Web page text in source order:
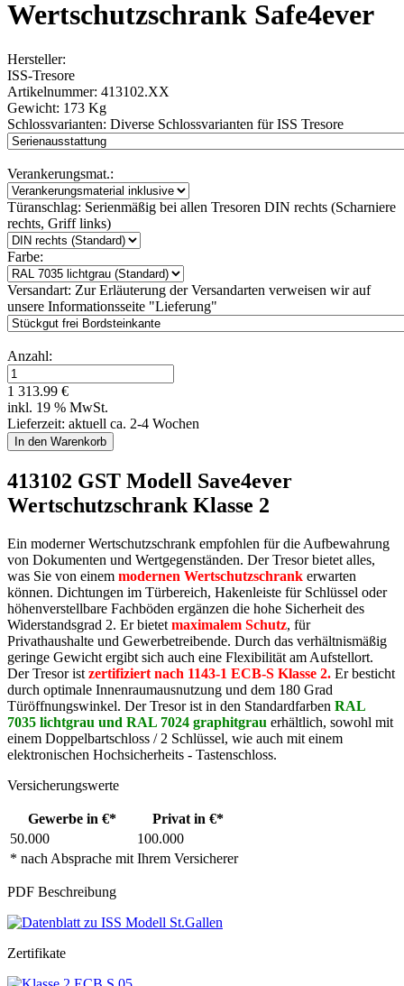
Wertschutzschrank Safe4ever
Hersteller:
ISS-Tresore
Artikelnummer: 413102.XX
Gewicht: 173 Kg
Schlossvarianten: Diverse Schlossvarianten für ISS Tresore
Verankerungsmat.:
Türanschlag: Serienmäßig bei allen Tresoren DIN rechts (Scharniere
rechts, Griff links)
Farbe:
Versandart: Zur Erläuterung der Versandarten verweisen wir auf
unsere Informationsseite "Lieferung"
Anzahl:
1 313.99 €
inkl. 19 % MwSt.
Lieferzeit: aktuell ca. 2-4 Wochen
413102 GST Modell Save4ever
Wertschutzschrank Klasse 2
Ein moderner Wertschutzschrank empfohlen für die Aufbewahrung
von Dokumenten und Wertgegenständen. Der Tresor bietet alles,
was Sie von einem modernen Wertschutzschrank erwarten
können. Dichtungen im Türbereich, Hakenleiste für Schlüssel oder
höhenverstellbare Fachböden ergänzen die hohe Sicherheit des
Widerstandsgrad 2. Er bietet maximalem Schutz, für
Privathaushalte und Gewerbetreibende. Durch das verhältnismäßig
geringe Gewicht ergibt sich auch eine Flexibilität am Aufstellort.
Der Tresor ist zertifiziert nach 1143-1 ECB-S Klasse 2. Er besticht
durch optimale Innenraumausnutzung und dem 180 Grad
Türöffnungswinkel. Der Tresor ist in den Standardfarben RAL
7035 lichtgrau und RAL 7024 graphitgrau erhältlich, sowohl mit
einem Doppelbartschloss / 2 Schlüssel, wie auch mit einem
elektronischen Hochsicherheits - Tastenschloss.
Versicherungswerte
Gewerbe in €* Privat in €*
* nach Absprache mit Ihrem Versicherer
50.000 100.000
PDF Beschreibung
Zertifikate